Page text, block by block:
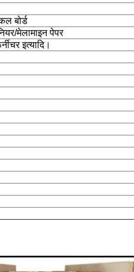
बोर्ड
मेलामाइन पेपर
इत्यादि।